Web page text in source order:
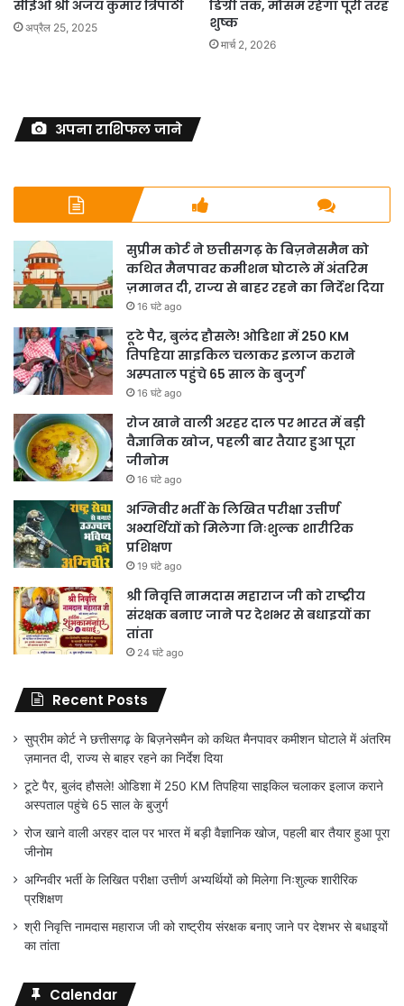
सीईओ श्री अजय कुमार त्रिपाठी
अप्रैल 25, 2025
डिग्री तक, मौसम रहेगा पूरी तरह
शुष्क
मार्च 2, 2026
अपना राशिफल जाने
सुप्रीम कोर्ट ने छत्तीसगढ़ के बिज़नेसमैन को
कथित मैनपावर कमीशन घोटाले में अंतरिम
ज़मानत दी, राज्य से बाहर रहने का निर्देश दिया
16 घंटे ago
टूटे पैर, बुलंद हौसले! ओडिशा में 250 KM
तिपहिया साइकिल चलाकर इलाज कराने
अस्पताल पहुंचे 65 साल के बुजुर्ग
16 घंटे ago
रोज खाने वाली अरहर दाल पर भारत में बड़ी
वैज्ञानिक खोज, पहली बार तैयार हुआ पूरा
जीनोम
16 घंटे ago
अग्निवीर भर्ती के लिखित परीक्षा उत्तीर्ण
अभ्यर्थियों को मिलेगा निःशुल्क शारीरिक
प्रशिक्षण
19 घंटे ago
श्री निवृत्ति नामदास महाराज जी को राष्ट्रीय
संरक्षक बनाए जाने पर देशभर से बधाइयों का
तांता
24 घंटे ago
Recent Posts
सुप्रीम कोर्ट ने छत्तीसगढ़ के बिज़नेसमैन को कथित मैनपावर कमीशन घोटाले में अंतरिम
ज़मानत दी, राज्य से बाहर रहने का निर्देश दिया
टूटे पैर, बुलंद हौसले! ओडिशा में 250 KM तिपहिया साइकिल चलाकर इलाज कराने
अस्पताल पहुंचे 65 साल के बुजुर्ग
रोज खाने वाली अरहर दाल पर भारत में बड़ी वैज्ञानिक खोज, पहली बार तैयार हुआ पूरा
जीनोम
अग्निवीर भर्ती के लिखित परीक्षा उत्तीर्ण अभ्यर्थियों को मिलेगा निःशुल्क शारीरिक
प्रशिक्षण
श्री निवृत्ति नामदास महाराज जी को राष्ट्रीय संरक्षक बनाए जाने पर देशभर से बधाइयों
का तांता
Calendar